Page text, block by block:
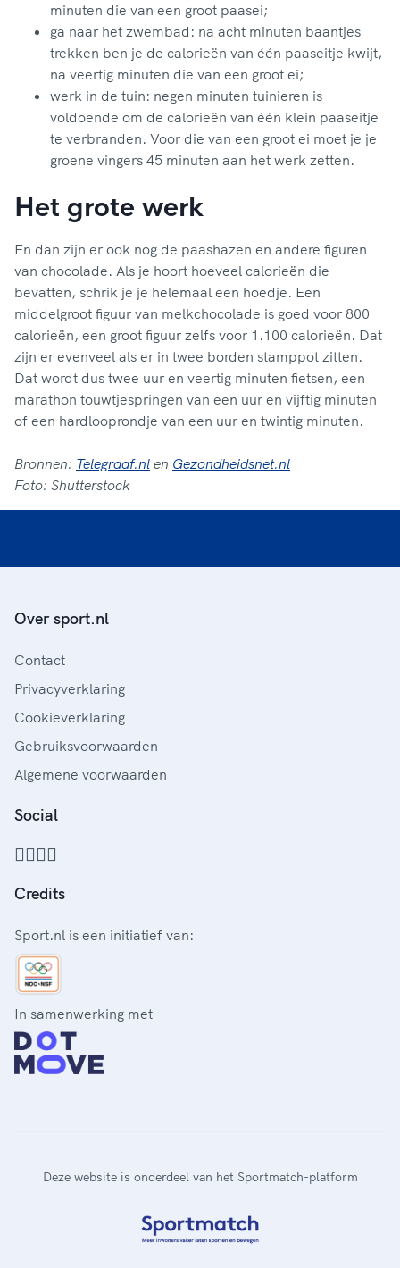
minuten die van een groot paasei;
ga naar het zwembad: na acht minuten baantjes
trekken ben je de calorieën van één paaseitje kwijt,
na veertig minuten die van een groot ei;
werk in de tuin: negen minuten tuinieren is
voldoende om de calorieën van één klein paaseitje
te verbranden. Voor die van een groot ei moet je je
groene vingers 45 minuten aan het werk zetten.
Het grote werk
En dan zijn er ook nog de paashazen en andere figuren
van chocolade. Als je hoort hoeveel calorieën die
bevatten, schrik je je helemaal een hoedje. Een
middelgroot figuur van melkchocolade is goed voor 800
calorieën, een groot figuur zelfs voor 1.100 calorieën. Dat
zijn er evenveel als er in twee borden stamppot zitten.
Dat wordt dus twee uur en veertig minuten fietsen, een
marathon touwtjespringen van een uur en vijftig minuten
of een hardlooprondje van een uur en twintig minuten.
Bronnen: Telegraaf.nl en Gezondheidsnet.nl
Foto: Shutterstock
Over sport.nl
Contact
Privacyverklaring
Cookieverklaring
Gebruiksvoorwaarden
Algemene voorwaarden
Social
Credits
Sport.nl is een initiatief van:
In samenwerking met
Deze website is onderdeel van het Sportmatch-platform